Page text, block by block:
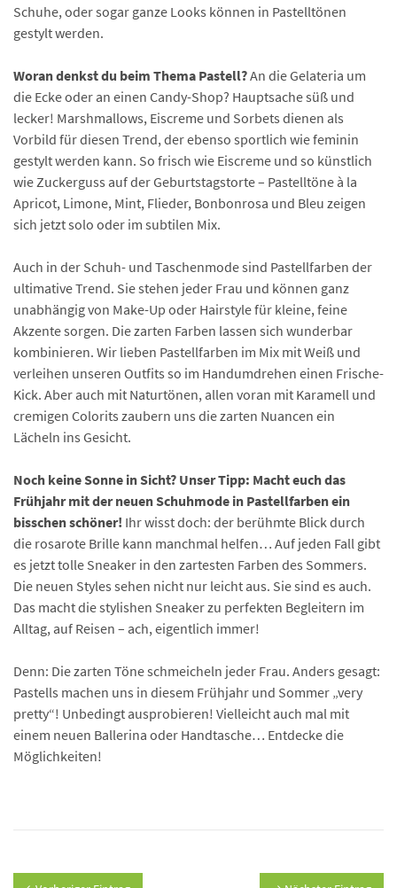
Schuhe, oder sogar ganze Looks können in Pastelltönen
gestylt werden.
Woran denkst du beim Thema Pastell?An die Gelateria um
die Ecke oder an einen Candy-Shop? Hauptsache süß und
lecker! Marshmallows, Eiscreme und Sorbets dienen als
Vorbild für diesen Trend, der ebenso sportlich wie feminin
gestylt werden kann. So frisch wie Eiscreme und so künstlich
wie Zuckerguss auf der Geburtstagstorte – Pastelltöne à la
Apricot, Limone, Mint, Flieder, Bonbonrosa und Bleu zeigen
sich jetzt solo oder im subtilen Mix.
Auch in der Schuh- und Taschenmode sind Pastellfarben der
ultimative Trend. Sie stehen jeder Frau und können ganz
unabhängig von Make-Up oder Hairstyle für kleine, feine
Akzente sorgen. Die zarten Farben lassen sich wunderbar
kombinieren. Wir lieben Pastellfarben im Mix mit Weiß und
verleihen unseren Outfits so im Handumdrehen einen Frische-
Kick. Aber auch mit Naturtönen, allen voran mit Karamell und
cremigen Colorits zaubern uns die zarten Nuancen ein
Lächeln ins Gesicht.
Noch keine Sonne in Sicht? Unser Tipp: Macht euch das
Frühjahr mit der neuen Schuhmode in Pastellfarben ein
bisschen schöner! Ihr wisst doch: der berühmte Blick durch
die rosarote Brille kann manchmal helfen… Auf jeden Fall gibt
es jetzt tolle Sneaker in den zartesten Farben des Sommers.
Die neuen Styles sehen nicht nur leicht aus. Sie sind es auch.
Das macht die stylishen Sneaker zu perfekten Begleitern im
Alltag, auf Reisen – ach, eigentlich immer!
Denn: Die zarten Töne schmeicheln jeder Frau. Anders gesagt:
Pastells machen uns in diesem Frühjahr und Sommer „very
pretty“! Unbedingt ausprobieren! Vielleicht auch mal mit
einem neuen Ballerina oder Handtasche… Entdecke die
Möglichkeiten!